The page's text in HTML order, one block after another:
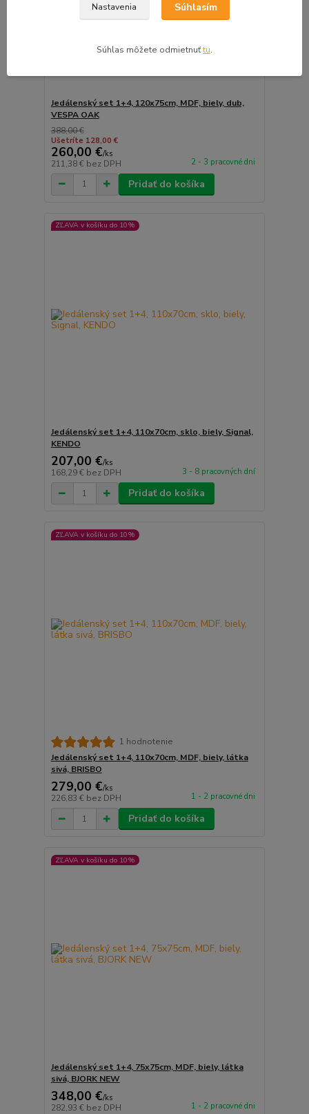
Jedálenský set 1+4, 120x75cm, MDF, biely, dub,
VESPA OAK
388,00 €
Ušetríte 128,00 €
260,00 €/ks
211,38 € bez DPH 2 - 3 pracovné dni
Pridať do košíka
ZĽAVA v košíku do 10%
Jedálenský set 1+4, 110x70cm, sklo, biely, Signal,
KENDO
207,00 €/ks
168,29 € bez DPH 3 - 8 pracovných dní
Pridať do košíka
ZĽAVA v košíku do 10%
1 hodnotenie
Jedálenský set 1+4, 110x70cm, MDF, biely, látka
sivá, BRISBO
279,00 €/ks
226,83 € bez DPH 1 - 2 pracovné dni
Pridať do košíka
ZĽAVA v košíku do 10%
Jedálenský set 1+4, 75x75cm, MDF, biely, látka
sivá, BJORK NEW
348,00 €/ks
282,93 € bez DPH 1 - 2 pracovné dni
Nastavenia Súhlasím
Súhlas môžete odmietnuťtu.